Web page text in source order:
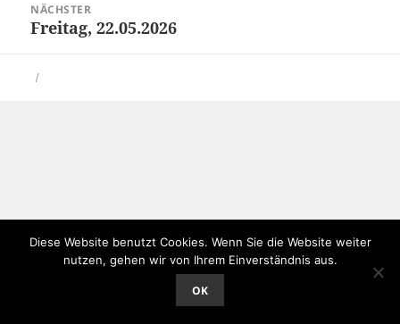
NÄCHSTER
Nächster
Freitag, 22.05.2026
Diese Website benutzt Cookies. Wenn Sie die Website weiter
nutzen, gehen wir von Ihrem Einverständnis aus.
OK